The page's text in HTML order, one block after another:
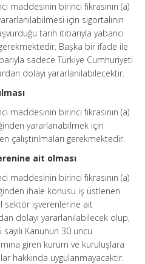
maddesinin birinci fıkrasının (a)
için sigortalının
tarih itibarıyla yabancı
Başka bir ifade ile
sadece Türkiye Cumhuriyeti
dolayı yararlanılabilecektir.
maddesinin birinci fıkrasının (a)
yararlanabilmek için
çalıştırılmaları gerekmektedir.
ait olması
maddesinin birinci fıkrasının (a)
ihale konusu iş üstlenen
sektör işverenlerine ait
dolayı yararlanılabilecek olup,
Kanunun 30 uncu
giren kurum ve kuruluşlara
hakkında uygulanmayacaktır.